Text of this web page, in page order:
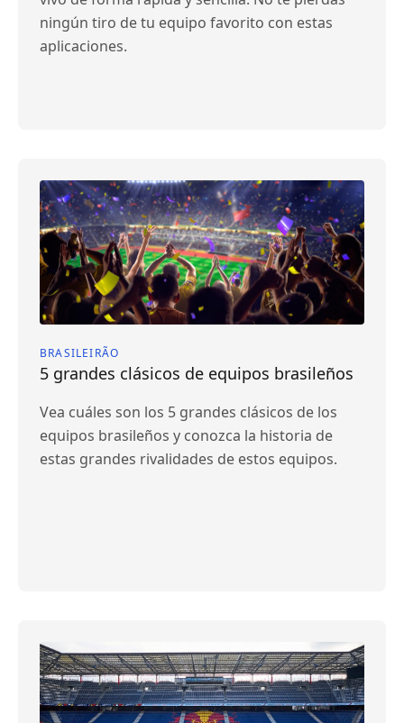
ningún tiro de tu equipo favorito con estas
aplicaciones.
BRASILEIRÃO
5 grandes clásicos de equipos brasileños
Vea cuáles son los 5 grandes clásicos de los
equipos brasileños y conozca la historia de
estas grandes rivalidades de estos equipos.